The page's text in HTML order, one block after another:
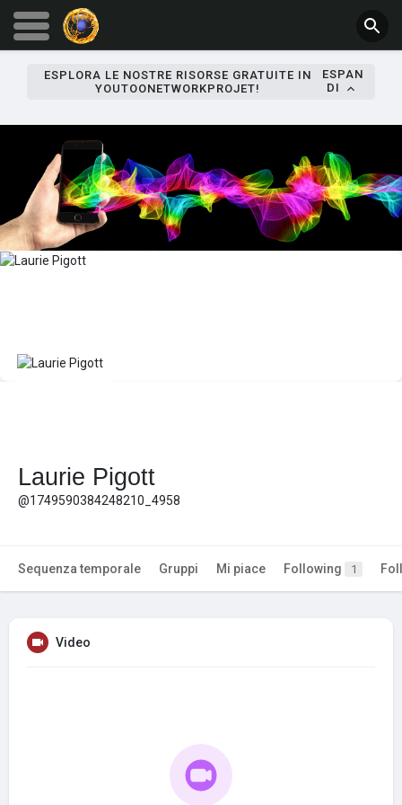
ESPLORA LE NOSTRE RISORSE GRATUITE IN
YOUTOONETWORKPROJET!
ESPAN
DI
Laurie Pigott
@1749590384248210_4958
Sequenza temporale Gruppi Mi piace Following 1
Video